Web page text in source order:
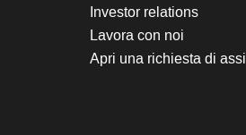
Investor relations
Lavora con noi
Apri una richiesta di